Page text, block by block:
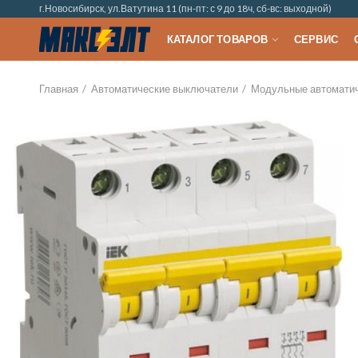
г.Новосибирск, ул.Ватутина 11 (пн-пт: с 9 до 18ч, сб-вс: выходной)
КАТАЛОГ ТОВАРОВ СЕРВИС
Главная Автоматические выключатели Модульные